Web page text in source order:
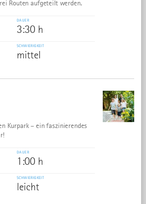
Routen aufgeteilt werden.
DAUER
3:30 h
SCHWIERIGKEIT
mittel
©
Kurpark – ein faszinierendes
DAUER
1:00 h
SCHWIERIGKEIT
leicht